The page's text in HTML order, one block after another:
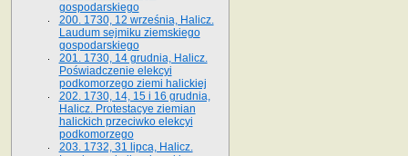
gospodarskiego
200. 1730, 12 września, Halicz.
Laudum sejmiku ziemskiego
gospodarskiego
201. 1730, 14 grudnia, Halicz.
Poświadczenie elekcyi
podkomorzego ziemi halickiej
202. 1730, 14, 15 i 16 grudnia,
Halicz. Protestacye ziemian
halickich przeciwko elekcyi
podkomorzego
203. 1732, 31 lipca, Halicz.